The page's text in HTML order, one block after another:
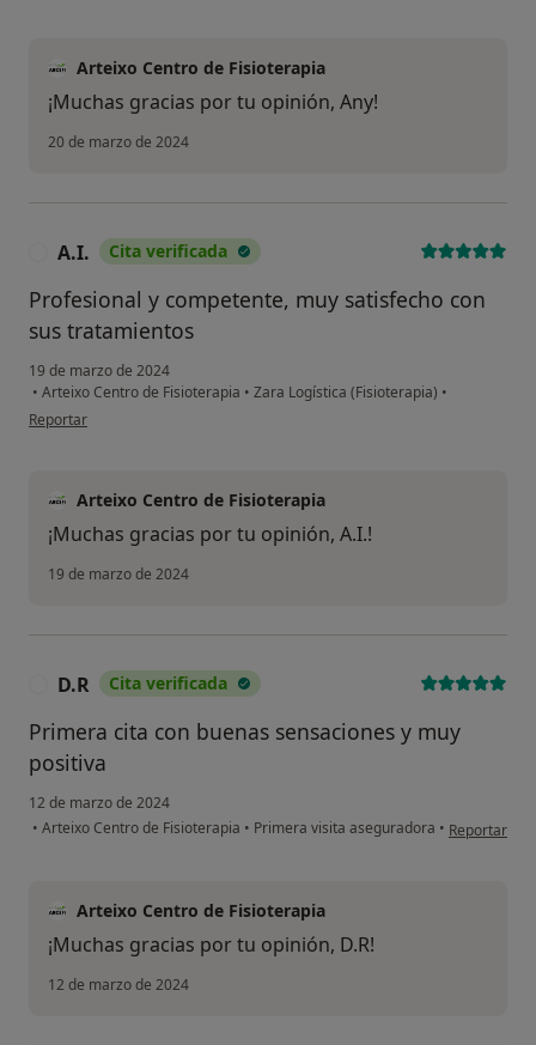
Arteixo Centro de Fisioterapia
¡Muchas gracias por tu opinión, Any!
20 de marzo de 2024
A.I. Cita verificada
Profesional y competente, muy satisfecho con
sus tratamientos
19 de marzo de 2024
• Arteixo Centro de Fisioterapia • Zara Logística (Fisioterapia) •
en opinión del usuario A.I.
Reportar
Arteixo Centro de Fisioterapia
¡Muchas gracias por tu opinión, A.I.!
19 de marzo de 2024
D.R Cita verificada
Primera cita con buenas sensaciones y muy
positiva
12 de marzo de 2024
• Arteixo Centro de Fisioterapia • Primera visita aseguradora • en opinión
Reportar
Arteixo Centro de Fisioterapia
¡Muchas gracias por tu opinión, D.R!
12 de marzo de 2024